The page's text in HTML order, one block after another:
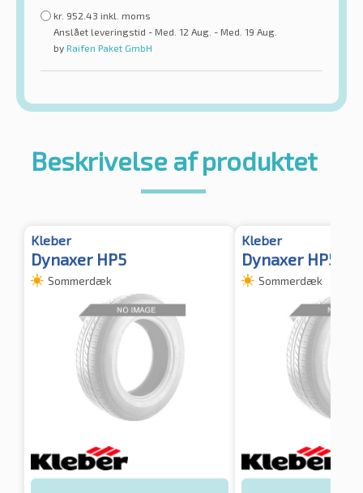
kr. 952.43 inkl. moms
Anslået leveringstid - Med. 12 Aug. - Med. 19 Aug.
by Raifen Paket GmbH
Beskrivelse af produktet
Kleber
Dynaxer HP5
Sommerdæk
Kleber
Dynaxer HP5
Sommerdæk